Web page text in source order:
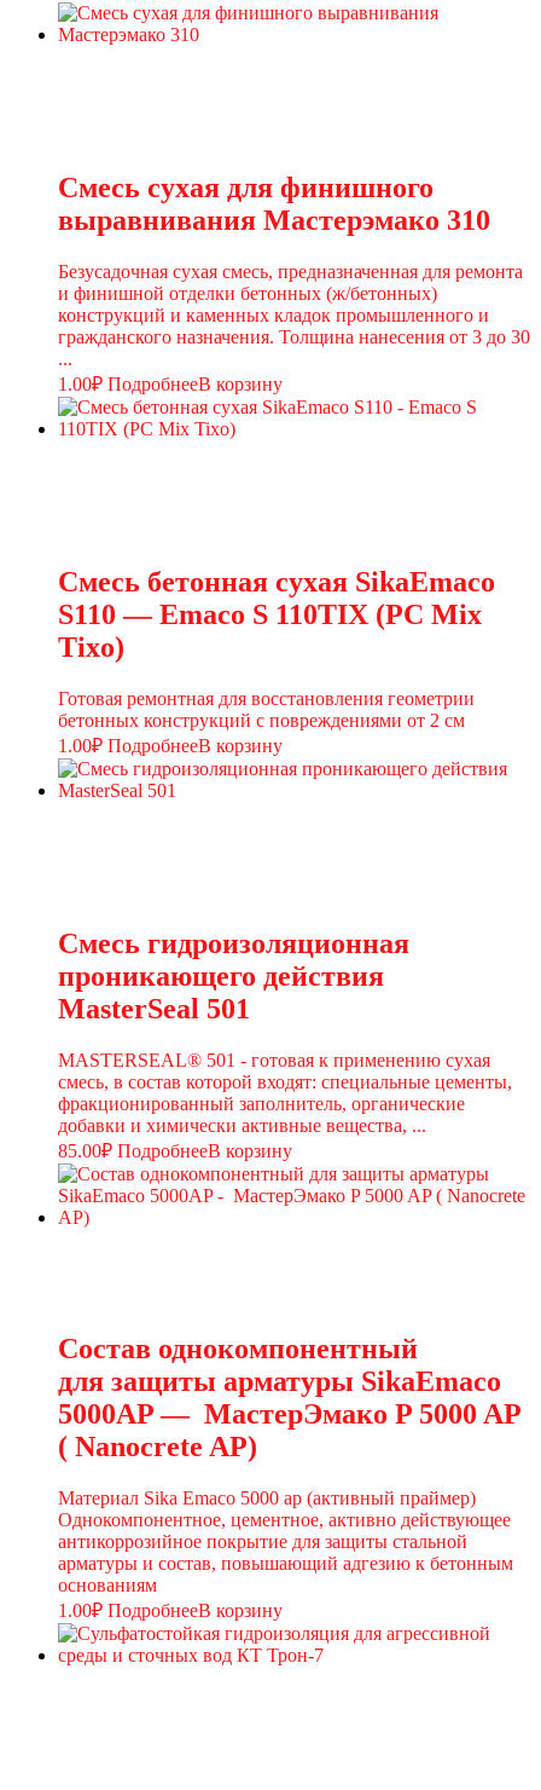
Смесь сухая для финишного
выравнивания Мастерэмако 310
Безусадочная сухая смесь, предназначенная для ремонта
и финишной отделки бетонных (ж/бетонных)
конструкций и каменных кладок промышленного и
гражданского назначения. Толщина нанесения от 3 до 30
...
1.00₽ ПодробнееВ корзину
Смесь бетонная сухая SikaEmaco
S110 — Emaco S 110TIX (PC Mix
Tixo)
Готовая ремонтная для восстановления геометрии
бетонных конструкций с повреждениями от 2 см
1.00₽ ПодробнееВ корзину
Смесь гидроизоляционная
проникающего действия
MasterSeal 501
MASTERSEAL® 501 - готовая к применению сухая
смесь, в состав которой входят: специальные цементы,
фракционированный заполнитель, органические
добавки и химически активные вещества, ...
85.00₽ ПодробнееВ корзину
Состав однокомпонентный
для защиты арматуры SikaEmaco
5000AP — МастерЭмако P 5000 AP
( Nanocrete AP)
Материал Sika Emaco 5000 ap (активный праймер)
Однокомпонентное, цементное, активно действующее
антикоррозийное покрытие для защиты стальной
арматуры и состав, повышающий адгезию к бетонным
основаниям
1.00₽ ПодробнееВ корзину